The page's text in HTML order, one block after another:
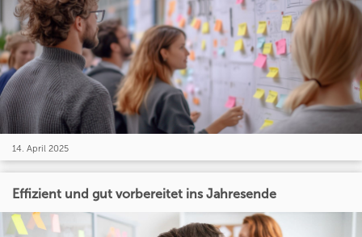
14. April 2025
Effizient und gut vorbereitet ins Jahresende